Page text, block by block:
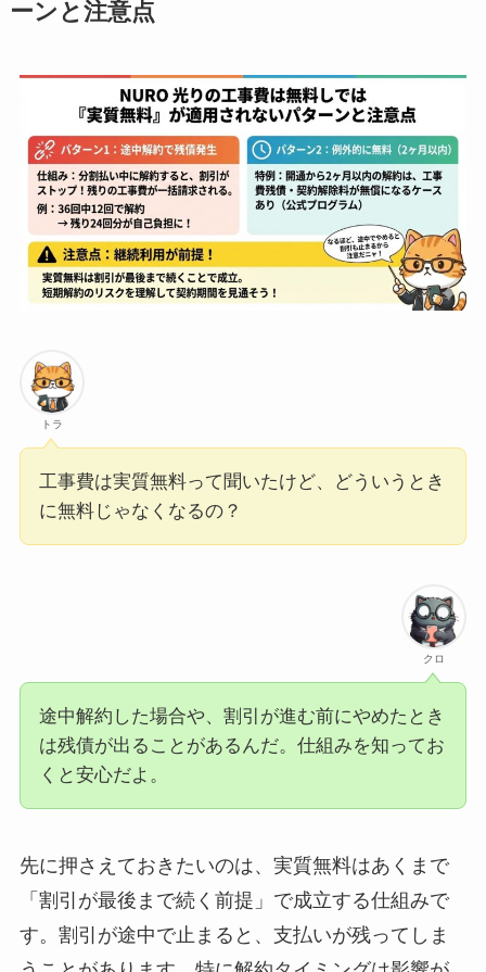
ーンと注意点
トラ
工事費は実質無料って聞いたけど、どういうとき
に無料じゃなくなるの？
クロ
途中解約した場合や、割引が進む前にやめたとき
は残債が出ることがあるんだ。仕組みを知ってお
くと安心だよ。
先に押さえておきたいのは、実質無料はあくまで
「割引が最後まで続く前提」で成立する仕組みで
す。割引が途中で止まると、支払いが残ってしま